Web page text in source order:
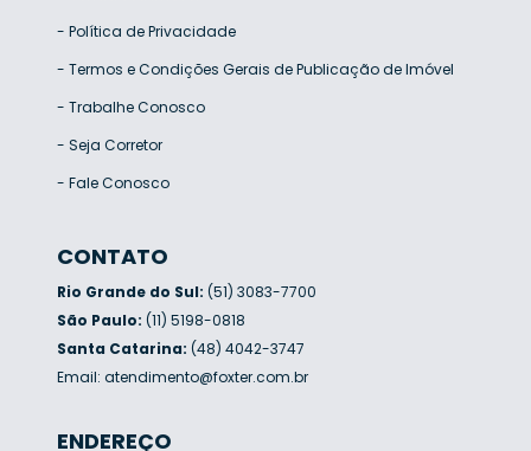
- Política de Privacidade
- Termos e Condições Gerais de Publicação de Imóvel
- Trabalhe Conosco
- Seja Corretor
- Fale Conosco
CONTATO
Rio Grande do Sul: (51) 3083-7700
São Paulo: (11) 5198-0818
Santa Catarina: (48) 4042-3747
Email: atendimento@foxter.com.br
ENDEREÇO